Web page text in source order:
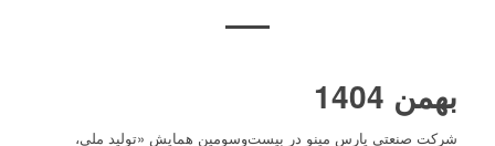
بهمن 1404
شرکت صنعتی پارس مینو در بیست‌وسومین همایش «تولید ملی،